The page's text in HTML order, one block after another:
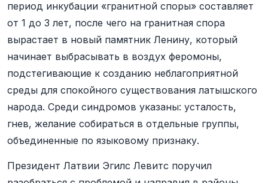
период инкубации «гранитной споры» составляет
от 1 до 3 лет, после чего на гранитная спора
вырастает в новый памятник Ленину, который
начинает выбрасывать в воздух феромоны,
подстегивающие к созданию неблагоприятной
среды для спокойного существования латышского
народа. Среди синдромов указаны: усталость,
гнев, желание собираться в отдельные группы,
объединенные по языковому признаку.
Президент Латвии Эгилс Левитс поручил